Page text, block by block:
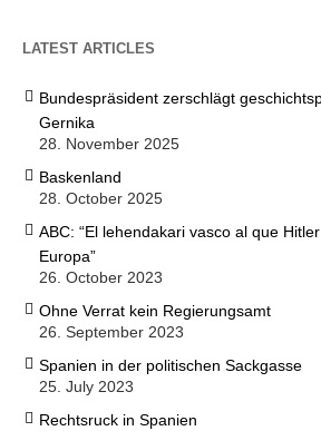
LATEST ARTICLES
Bundespräsident zerschlägt
Gernika
28. November 2025
Baskenland
28. October 2025
ABC: “El lehendakari vasco al que
Europa”
26. October 2023
Ohne Verrat kein Regierungsamt
26. September 2023
Spanien in der politischen Sackgasse
25. July 2023
Rechtsruck in Spanien